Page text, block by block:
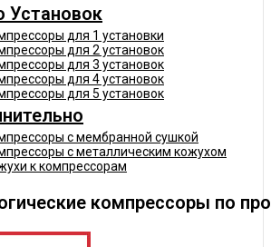
Установок
для 1 установки
для 2 установок
для 3 установок
для 4 установок
для 5 установок
с мембранной сушкой
с металлическим кожухом
к компрессорам
компрессоры по